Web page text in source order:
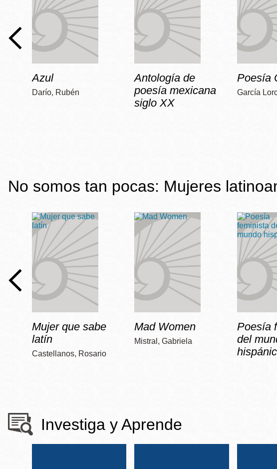
Azul
Darío, Rubén
Antología de
poesía mexicana
siglo XX
Poesía
García
No somos tan pocas: Mujeres
Mujer que sabe
latín
Castellanos, Rosario
Mad Women
Mistral, Gabriela
Poesía
del
Investiga y Aprende